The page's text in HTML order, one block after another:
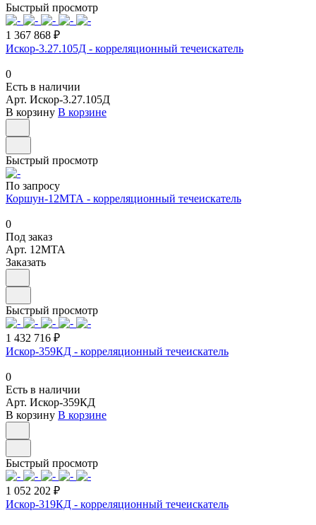
Быстрый просмотр
1 367 868 ₽
Искор-3.27.105Д - корреляционный течеискатель
0
Есть в наличии
Арт. Искор-3.27.105Д
В корзину В корзине
Быстрый просмотр
По запросу
Коршун-12МТА - корреляционный течеискатель
0
Под заказ
Арт. 12МТА
Заказать
Быстрый просмотр
1 432 716 ₽
Искор-359КД - корреляционный течеискатель
0
Есть в наличии
Арт. Искор-359КД
В корзину В корзине
Быстрый просмотр
1 052 202 ₽
Искор-319КД - корреляционный течеискатель